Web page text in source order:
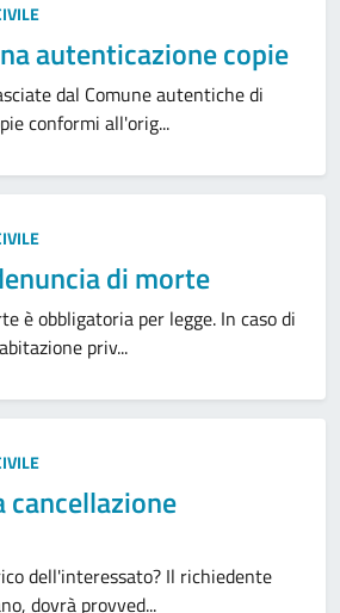
autenticazione copie
dal Comune autentiche di
conformi all'orig...
di morte
è obbligatoria per legge. In caso di
priv...
cancellazione
dell'interessato? Il richiedente
dovrà provved...